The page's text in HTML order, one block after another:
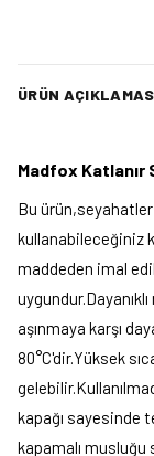
ÜRÜN
Madfox Katlanır
Bu
kullanabileceğiniz
maddeden imal
aşınmaya karşı
80°C'dir.Yüksek
kapağı sayesinde
kapamalı musluğu